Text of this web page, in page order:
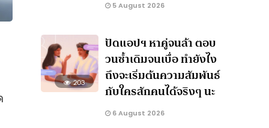
5 August 2026
203
ปัดแอปฯ หาคู่จนล้า ตอบ
วนซ้ำเดิมจนเบื่อ ทำยังไง
ถึงจะเริ่มต้นความสัมพันธ์
กับใครสักคนได้จริงๆ นะ
6 August 2026